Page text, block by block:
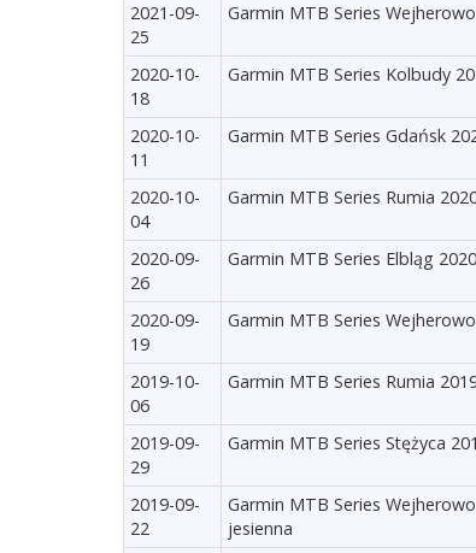
2021-09-
25
Garmin MTB Series
2020-10-
18
Garmin MTB Series Kolbudy
2020-10-
11
Garmin MTB Series Gdańsk
2020-10-
04
Garmin MTB Series Rumia
2020-09-
26
Garmin MTB Series Elbląg
2020-09-
19
Garmin MTB Series
2019-10-
06
Garmin MTB Series Rumia
2019-09-
29
Garmin MTB Series Stężyca
2019-09-
22
Garmin MTB Series
jesienna